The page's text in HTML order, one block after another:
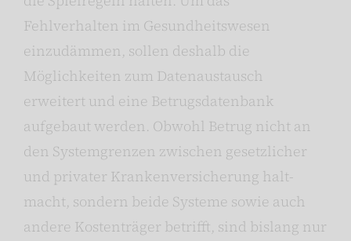
Fehlverhalten im Gesundheitswesen
einzudämmen, sollen deshalb die
Möglichkeiten zum Datenaustausch
erweitert und eine Betrugsdatenbank
aufgebaut werden. Obwohl Betrug nicht an
den Systemgrenzen zwischen gesetzlicher
und privater Krankenversicherung halt-
macht, sondern beide Systeme sowie auch
andere Kostenträger betrifft, sind bislang nur